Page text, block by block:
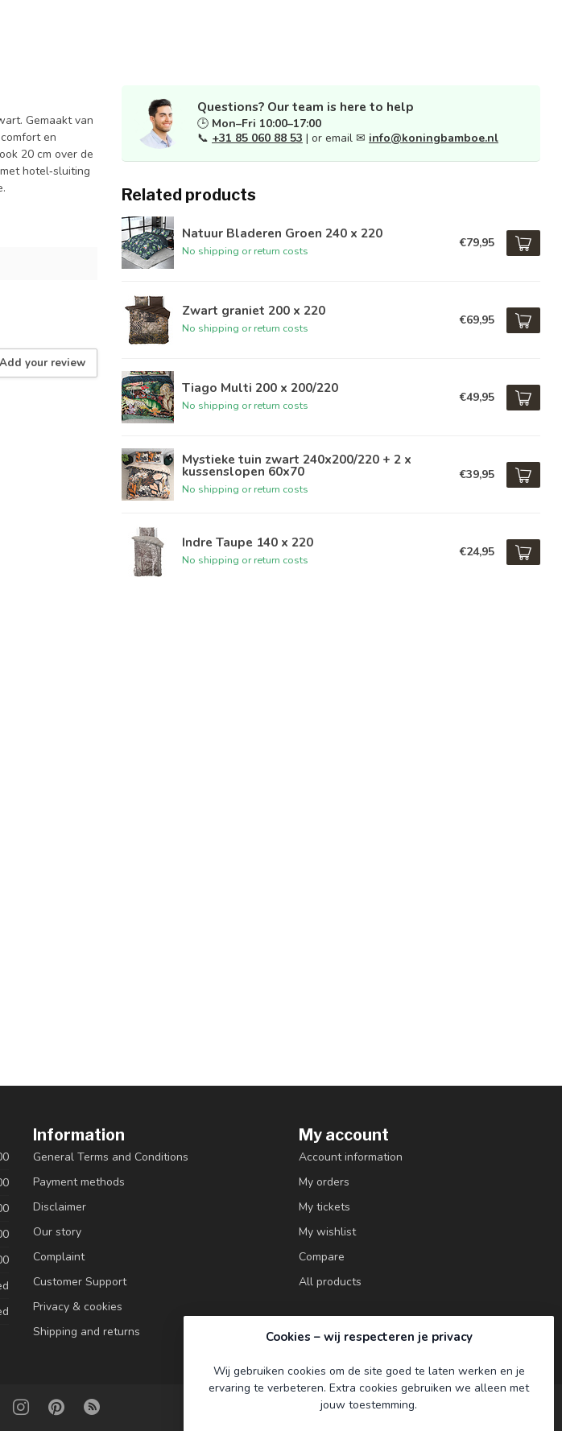
Gemaakt van
en
20 cm over de
hotel‑sluiting
Add your review
Questions? Our team is here to help
🕒 Mon–Fri 10:00–17:00
📞 +31 85 060 88 53 | or email ✉ info@koningbamboe.nl
Related products
Natuur Bladeren Groen 240 x 220
No shipping or return costs
€79,95
Zwart graniet 200 x 220
No shipping or return costs
€69,95
Tiago Multi 200 x 200/220
No shipping or return costs
€49,95
Mystieke tuin zwart 240x200/220 + 2 x
kussenslopen 60x70
No shipping or return costs
€39,95
Indre Taupe 140 x 220
No shipping or return costs
€24,95
Information
General Terms and Conditions
Payment methods
Disclaimer
Our story
Complaint
Customer Support
Privacy & cookies
Shipping and returns
My account
Account information
My orders
My tickets
My wishlist
Compare
All products
Cookies – wij respecteren je privacy
Wij gebruiken cookies om de site goed te laten werken en je
ervaring te verbeteren. Extra cookies gebruiken we alleen met
jouw toestemming.